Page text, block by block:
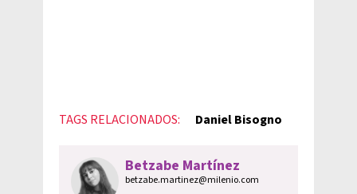
TAGS RELACIONADOS: Daniel Bisogno
Betzabe Martínez
betzabe.martinez@milenio.com